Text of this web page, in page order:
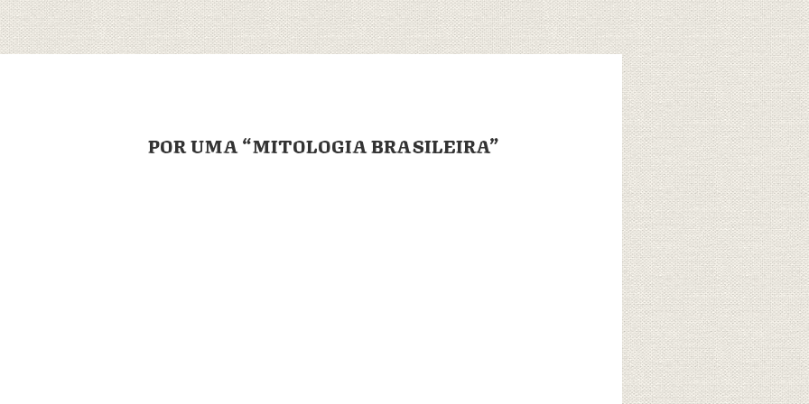
POR UMA “MITOLOGIA BRASILEIRA”